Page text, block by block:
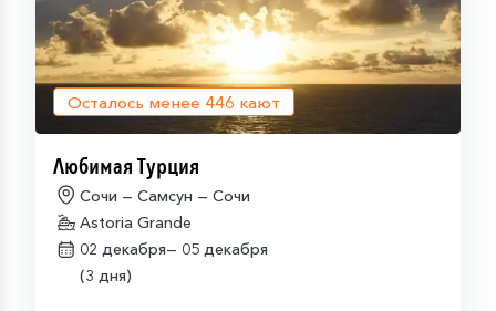
Осталось менее 446 кают
Любимая Турция
Сочи — Самсун — Сочи
Astoria Grande
02 декабря— 05 декабря
(3 дня)